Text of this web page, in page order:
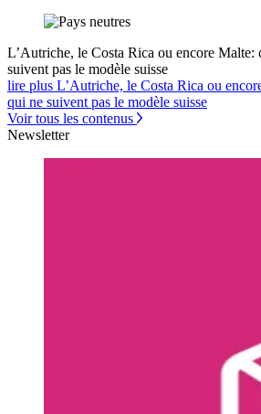
L’Autriche, le Costa Rica ou encore Malte:
suivent pas le modèle suisse
lire plus L’Autriche, le Costa Rica ou
qui ne suivent pas le modèle suisse
Voir tous les contenus
Newsletter